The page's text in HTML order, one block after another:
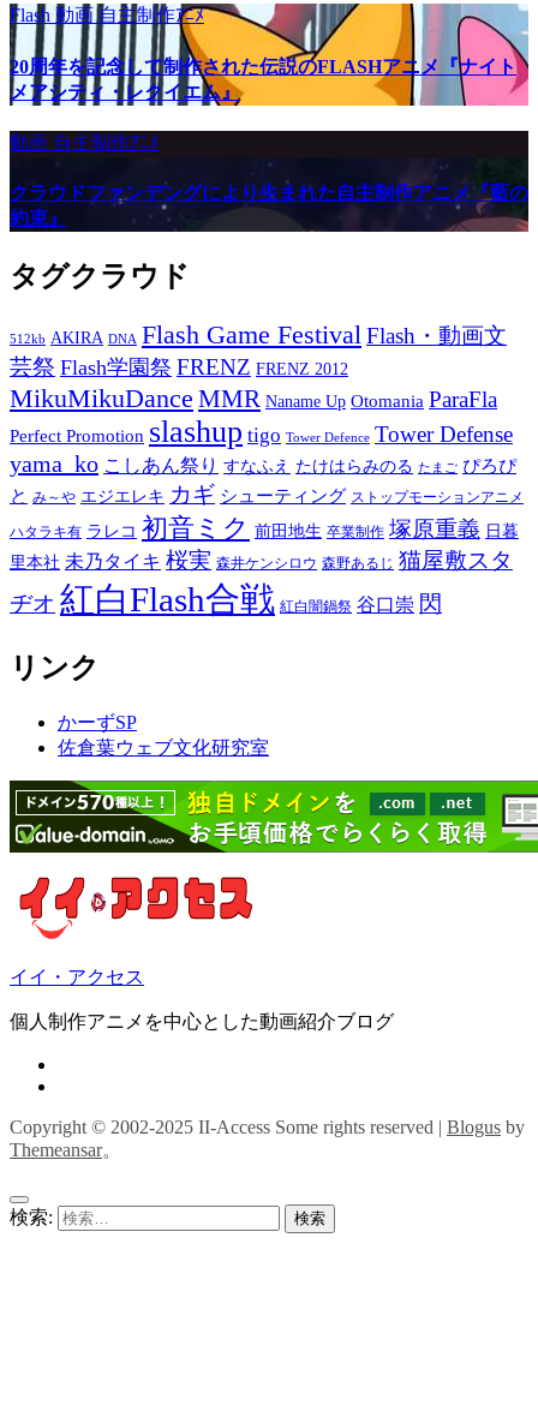
Flash 動画自主制作ｱﾆﾒ
20周年を記念して制作された伝説のFLASHアニメ『ナイト
メアシティ・レクイエム』
動画 自主制作ｱﾆﾒ
クラウドファンデングにより生まれた自主制作アニメ『藍の
約束』
タグクラウド
512kb AKIRA DNA Flash Game FestivalFlash・動画文
芸祭 Flash学園祭 FRENZ FRENZ 2012
MikuMikuDance MMR Naname Up Otomania ParaFla
Perfect Promotion slashup tigo Tower Defence Tower Defense
yama_ko こしあん祭り すなふえ たけはらみのる たまご ぴろぴ
と み～や エジエレキ カギ シューティング ストップモーションアニメ
ハタラキ有 ラレコ 初音ミク 前田地生 卒業制作 塚原重義 日暮
里本社 未乃タイキ 桜実 森井ケンシロウ 森野あるじ 猫屋敷スタ
ヂオ 紅白Flash合戦 紅白闇鍋祭 谷口崇 閃
リンク
かーずSP
佐倉葉ウェブ文化研究室
イイ・アクセス
個人制作アニメを中心とした動画紹介ブログ
Copyright © 2002-2025 II-Access Some rights reserved | Blogus by
Themeansar。
検索: